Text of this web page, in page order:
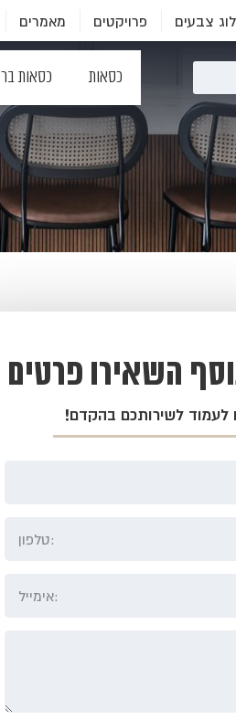
צבעים פרויקטים מאמרים
כסאות כסאות בר
השאירו פרטים
לעמוד לשירותכם בהקדם!